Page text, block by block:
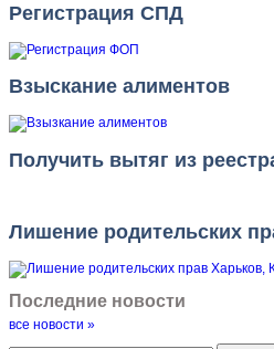
Регистрация СПД
Взыскание алиментов
Получить вытяг из
Лишение родительских
Последние новости
все новости »